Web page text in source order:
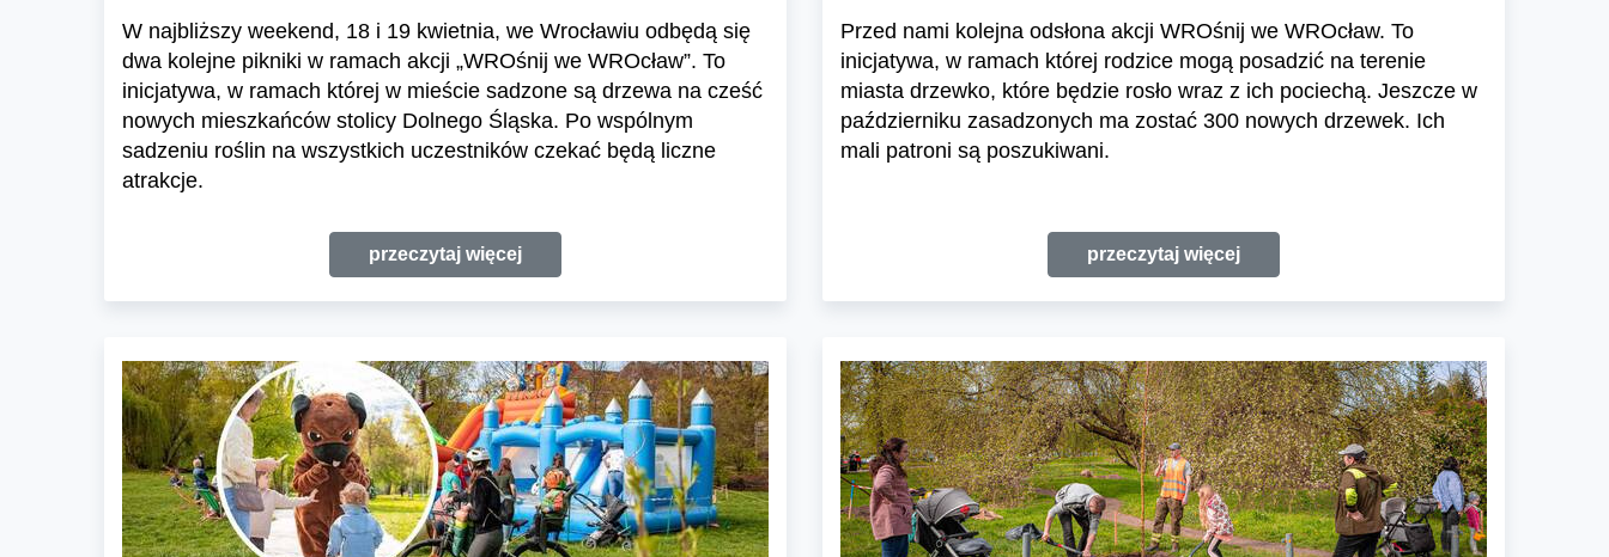
W najbliższy weekend, 18 i 19 kwietnia, we Wrocławiu odbędą się
dwa kolejne pikniki w ramach akcji „WROśnij we WROcław”. To
inicjatywa, w ramach której w mieście sadzone są drzewa na cześć
nowych mieszkańców stolicy Dolnego Śląska. Po wspólnym
sadzeniu roślin na wszystkich uczestników czekać będą liczne
atrakcje.
przeczytaj więcej
Przed nami kolejna odsłona akcji WROśnij we WROcław. To
inicjatywa, w ramach której rodzice mogą posadzić na terenie
miasta drzewko, które będzie rosło wraz z ich pociechą. Jeszcze w
październiku zasadzonych ma zostać 300 nowych drzewek. Ich
mali patroni są poszukiwani.
przeczytaj więcej